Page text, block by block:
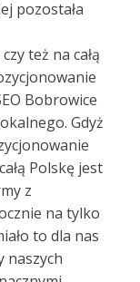
pozostała
też na całą
Bobrowice
Gdyż
Polskę jest
z
na tylko
to dla nas
naszych